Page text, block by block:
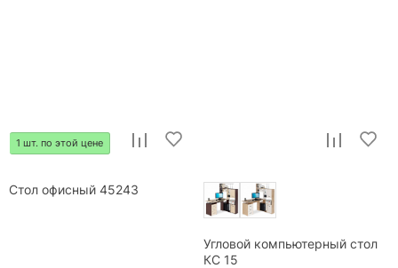
1 шт. по этой цене
Стол офисный 45243
Угловой компьютерный стол
КС 15